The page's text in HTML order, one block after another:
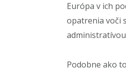
Európa v ich
opatrenia voči
Podobne ako